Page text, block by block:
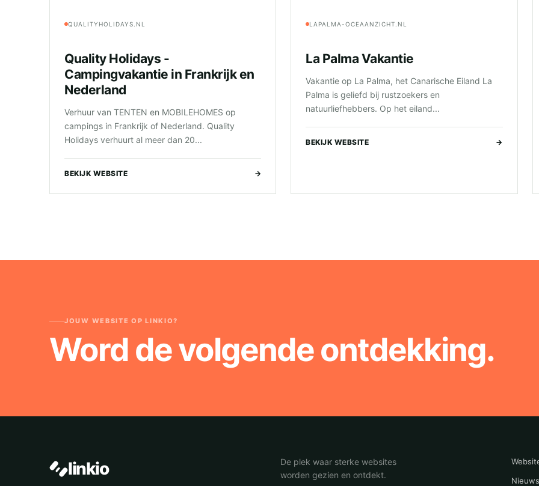
QUALITYHOLIDAYS.NL
Quality Holidays -
Campingvakantie in Frankrijk en
Nederland
Verhuur van TENTEN en MOBILEHOMES op
campings in Frankrijk of Nederland. Quality
Holidays verhuurt al meer dan 20...
BEKIJK WEBSITE →
LAPALMA-OCEAANZICHT.NL
La Palma Vakantie
Vakantie op La Palma, het Canarische Eiland La
Palma is geliefd bij rustzoekers en
natuurliefhebbers. Op het eiland...
BEKIJK WEBSITE →
JOUW WEBSITE OP LINKIO?
Word de volgende ontdekking.
linkio
De plek waar sterke websites
worden gezien en ontdekt.